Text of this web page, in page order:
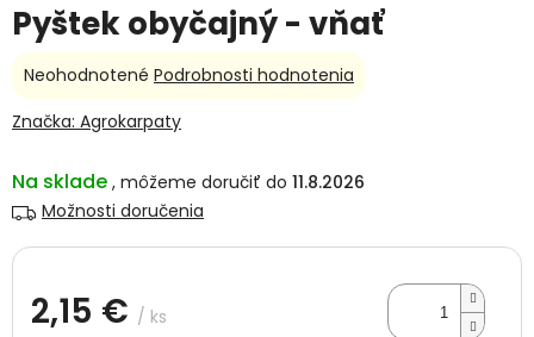
Pyštek obyčajný - vňať
Na sklade
11.8.2026
Možnosti doručenia
2,15 € / ks
Priemerné
produktu
z
5
Neohodnotené Podrobnosti hodnotenia
Značka: Agrokarpaty